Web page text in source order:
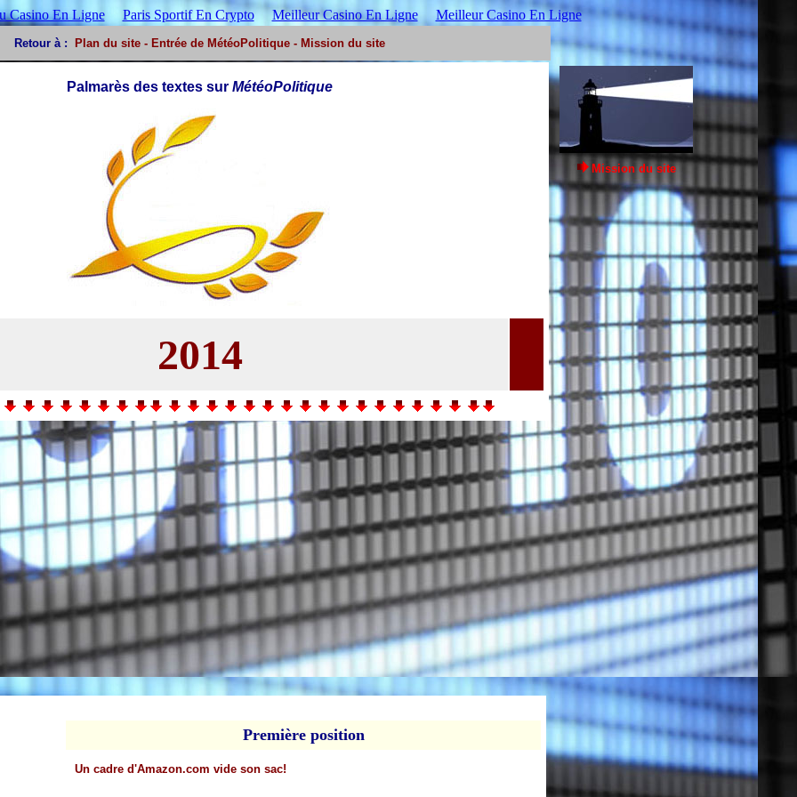
Casino En Ligne Paris Sportif En Crypto Meilleur Casino En Ligne Meilleur Casino En Ligne
Retour à : Plan du site- Entrée de MétéoPolitique - Mission du site
Palmarès des textes sur MétéoPolitique
2014
Mission du site
Première position
Un cadre d'Amazon.com vide son sac!